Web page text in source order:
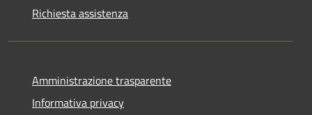
Richiesta assistenza
Amministrazione trasparente
Informativa privacy